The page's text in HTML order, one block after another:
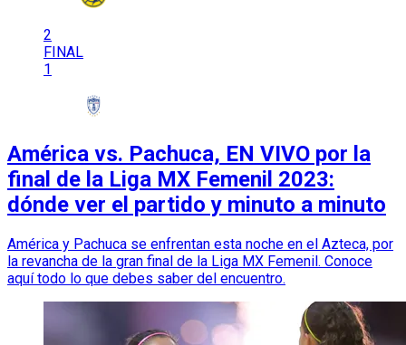
2
FINAL
1
América vs. Pachuca, EN VIVO por la
final de la Liga MX Femenil 2023:
dónde ver el partido y minuto a minuto
América y Pachuca se enfrentan esta noche en el Azteca, por
la revancha de la gran final de la Liga MX Femenil. Conoce
aquí todo lo que debes saber del encuentro.